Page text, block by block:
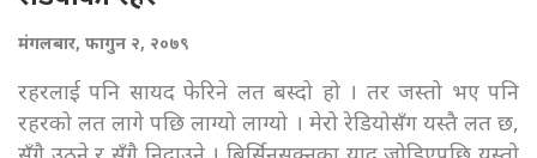
मंगलबार, फागुन २, २०७९
रहरलाई पनि सायद फेरिने लत बस्दो हो । तर जस्तो भए पनि
रहरको लत लागे पछि लाग्यो लाग्यो । मेरो रेडियोसँग यस्तै लत छ,